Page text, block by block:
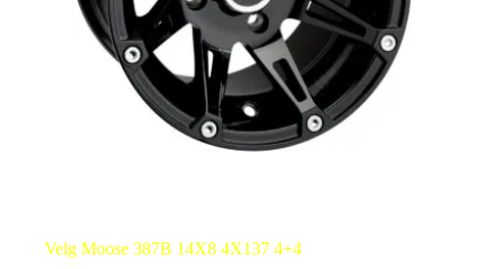
Velg Moose 387B 14X8 4X137 4+4